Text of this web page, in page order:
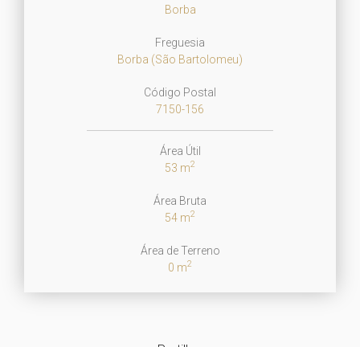
Borba
Freguesia
Borba (São Bartolomeu)
Código Postal
7150-156
Área Útil
53 m2
Área Bruta
54 m2
Área de Terreno
0 m2